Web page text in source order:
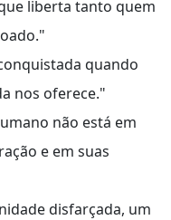
liberta tanto quem
quando
nos oferece."
não está em
e em suas
disfarçada, um